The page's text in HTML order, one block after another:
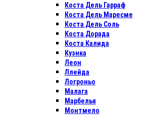
Коста Дель Гарраф
Коста Дель Маресме
Коста Дель Соль
Коста Дорада
Коста Калида
Куэнка
Леон
Ллейда
Логроньо
Малага
Марбелья
Монтмело